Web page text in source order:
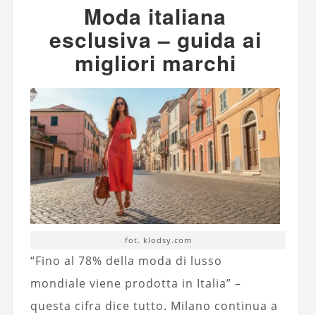
Moda italiana
esclusiva – guida ai
migliori marchi
fot. klodsy.com
“Fino al 78% della moda di lusso
mondiale viene prodotta in Italia” –
questa cifra dice tutto. Milano continua a